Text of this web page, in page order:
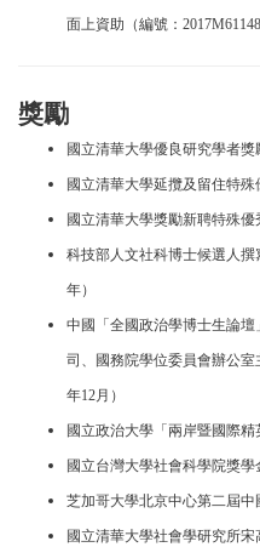
面上資助（編號：
獎勵
國立清華大學優良研究學者獎
國立清華大學延攬及留住特殊
國立清華大學獎勵新聘特殊優
科技部人文社科博士候選人
年）
中國「全國政治學博士生論
司、國務院學位委員會辦公
年12月）
國立政治大學「兩岸暨國際精
國立台灣大學社會科學院獎學
芝加哥大學北京中心第二屆中
國立清華大學社會學研究所宋